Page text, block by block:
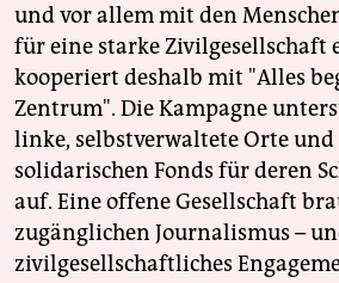
und vor allem mit den
für eine starke Zivilgesellschaft
kooperiert deshalb mit "Alles
Zentrum". Die Kampagne
linke, selbstverwaltete Orte
solidarischen Fonds für deren
auf. Eine offene Gesellschaft
zugänglichen Journalismus –
zivilgesellschaftliches